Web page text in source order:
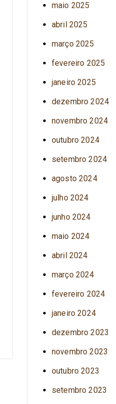
maio 2025
abril 2025
março 2025
fevereiro 2025
janeiro 2025
dezembro 2024
novembro 2024
outubro 2024
setembro 2024
agosto 2024
julho 2024
junho 2024
maio 2024
abril 2024
março 2024
fevereiro 2024
janeiro 2024
dezembro 2023
novembro 2023
outubro 2023
setembro 2023